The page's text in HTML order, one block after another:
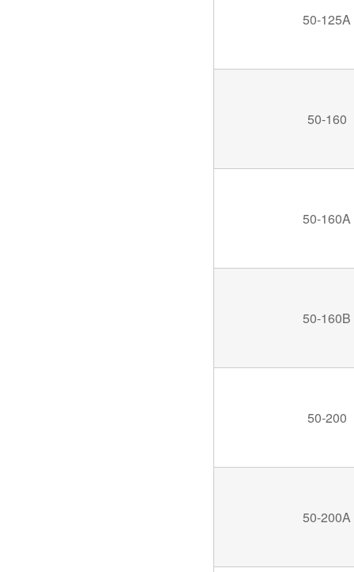
50-125A
50-160
50-160A
50-160B
50-200
50-200A